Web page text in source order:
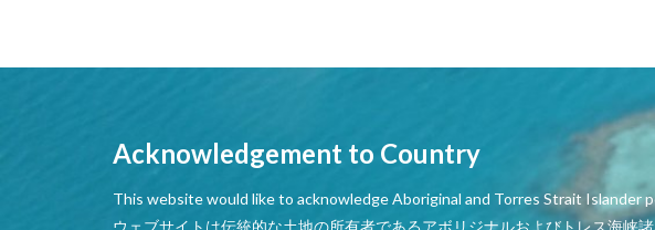
Acknowledgement to Country
This website would like to acknowledge Aboriginal and Torres Strait
ウェブサイトは伝統的な土地の所有者であるアボリジナルおよびトレス海峡